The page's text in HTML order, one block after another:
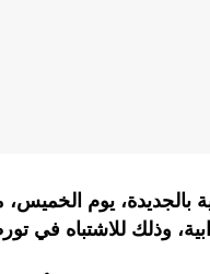
بالجديدة، يوم
وذلك للاشتباه